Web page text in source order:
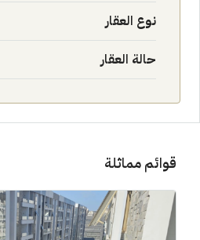
نوع العقار
حالة العقار
قوائم مماثلة